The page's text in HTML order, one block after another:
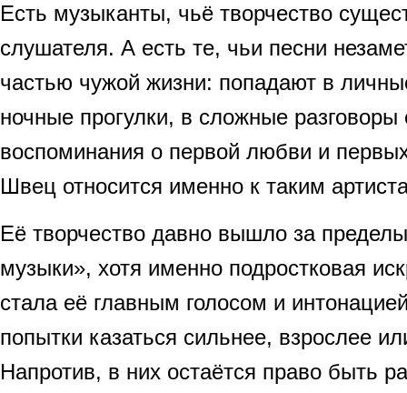
Есть музыканты, чьё творчество
слушателя. А есть те, чьи песни
частью чужой жизни: попадают в
ночные прогулки, в сложные разговоры
воспоминания о первой любви и
Швец относится именно к таким
Её творчество давно вышло за
музыки», хотя именно подростковая
стала её главным голосом и
попытки казаться сильнее, взрослее
Напротив, в них остаётся право быть